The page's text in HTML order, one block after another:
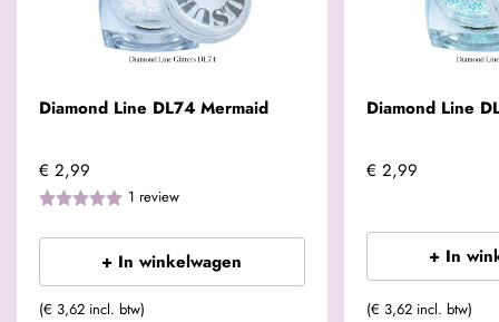
Diamond Line DL74 Mermaid
€ 2,99
1 review
+ In winkelwagen
(€ 3,62 incl. btw)
Diamond Line
€ 2,99
+ In
(€ 3,62 incl. btw)